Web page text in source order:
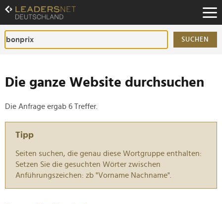
Zum
Inhalt
Zur
Fußzeilen-
Navigation
SUCHEN
Die ganze Website durchsuchen
Die Anfrage ergab 6 Treffer.
Tipp
Seiten suchen, die genau diese Wortgruppe enthalten:
Setzen Sie die gesuchten Wörter zwischen
Anführungszeichen: zb "Vorname Nachname".